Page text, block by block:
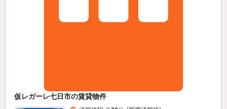
仮レガーレ七日市の賃貸物件